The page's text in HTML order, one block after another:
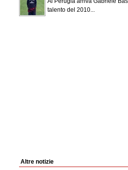
talento del 2010...
Altre notizie